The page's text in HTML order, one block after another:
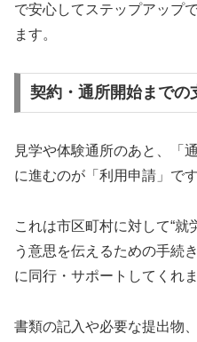
で安心してステップアップ
ます。
契約・通所開始までの
見学や体験通所のあと、「
に進むのが「利用申請」です
これは市区町村に対して“就
う意思を伝えるための手続
に同行・サポートしてくれま
書類の記入や必要な提出物